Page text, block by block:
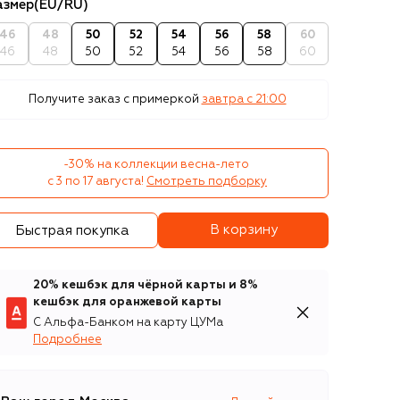
(EU/RU)
46
46
48
48
50
50
52
52
54
54
56
56
58
58
60
60
Получите заказ с примеркой завтра c 21:00
-30% на коллекции весна-лето
с 3 по 17 августа! Смотреть подборку
Быстрая покупка В корзину
20% кешбэк для чёрной карты и 8%
кешбэк для оранжевой карты
С Альфа-Банком на карту ЦУМа
Подробнее